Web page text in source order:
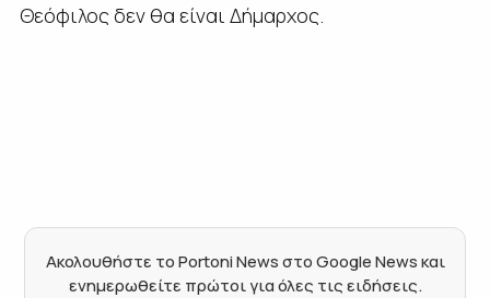
Θεόφιλος δεν θα είναι Δήμαρχος.
Ακολουθήστε το Portoni News στο Google News και
ενημερωθείτε πρώτοι για όλες τις ειδήσεις.